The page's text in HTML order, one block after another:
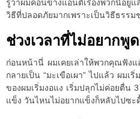
รู้ว่าผมค่อนข้างแอนตี้เรื่องพวกนี้อยู่
วิธีที่ปลอดภัยมากเพราะเป็นวิธีธรรม
ช่วงเวลาที่ไม่อยากพู
ก่อนหน้านี่ ผมเคยเล่าให้พวกคุณฟัง
กลายเป็น “มะเขือเผา” ไปแล้ว ผมเ
ของผมเริ่มงอแง เริ่มปลุกไม่ค่อยตื่น
แข็ง วันไหนไม่อยากแข็งก็หลับไปซะ